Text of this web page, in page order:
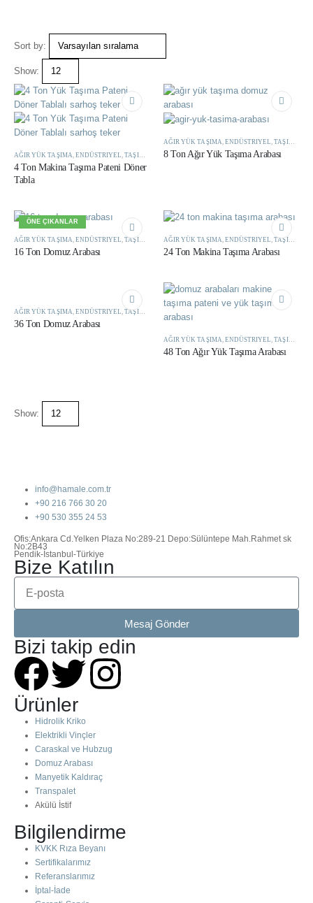
Sort by:
Show:
AĞIR YÜK TAŞIMA, ENDÜSTRIYEL,TAŞIMA ÜRÜNLERI
4 Ton Makina Taşıma Pateni Döner
Tabla
AĞIR YÜK TAŞIMA ENDÜSTRIYEL ,TAŞIMA ÜRÜNLERI
8 Ton Ağır Yük Taşıma Arabası
ÖNE ÇIKANLAR
AĞIR YÜK TAŞIMA, ENDÜSTRIYEL,TAŞIMA ÜRÜNLERI
16 Ton Domuz Arabası
AĞIR YÜK TAŞIMA, ENDÜSTRIYEL,TAŞIMA ÜRÜNLERI
24 Ton Makina Taşıma Arabası
AĞIR YÜK TAŞIMA ENDÜSTRIYEL ,TAŞIMA ÜRÜNLERI
36 Ton Domuz Arabası
AĞIR YÜK TAŞIMA ENDÜSTRIYEL ,TAŞIMA ÜRÜNLERI
48 Ton Ağır Yük Taşıma Arabası
Show:
info@hamale.com.tr
+90 216 766 30 20
+90 530 355 24 53
Ofis:Ankara Cd.Yelken Plaza No:289-21 Depo:Sülüntepe Mah.Rahmet sk
No:2B43
Pendik-İstanbul-Türkiye
Bize Katılın
Mesaj Gönder
Bizi takip edin
Ürünler
Hidrolik Kriko
Elektrikli Vinçler
Caraskal ve Hubzug
Domuz Arabası
Manyetik Kaldıraç
Transpalet
Akülü İstif
Bilgilendirme
KVKK Rıza Beyanı
Sertifikalarımız
Referanslarımız
İptal-İade